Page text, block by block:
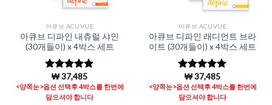
아큐브 ACUVUE
아큐브 디파인 내츄럴 샤인
(30개들이) x 4박스 세트
5 중에서
4.98로 평
가됨
₩37,485
<양쪽눈>옵션 선택후 4박스를 한번에
담으셔야 합니다
아큐브 ACUVUE
아큐브 디파인 래디언트 브라
이트 (30개들이) x 4박스 세트
5 중에서
4.97로 평
가됨
₩37,485
<양쪽눈>옵션 선택후 4박스를 한번에
담으셔야 합니다